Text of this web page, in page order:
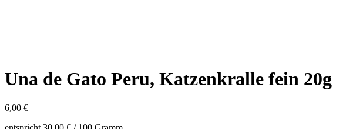
Una de Gato Peru, Katzenkralle fein 20g
6,00 €